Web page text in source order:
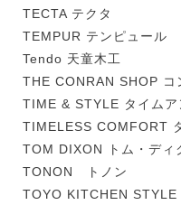
TECTA テクタ
TEMPUR テンピュール
Tendo 天童木工
THE CONRAN SHOP コ
TIME & STYLE タイムア
TIMELESS COMFORT
TOM DIXON トム・ディ
TONON トノン
TOYO KITCHEN STYLE